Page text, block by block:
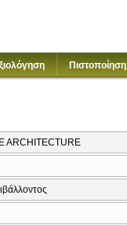
Πιστοποίηση
ARCHITECTURE